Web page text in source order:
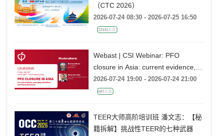
（CTC 2026）
2026-07-24 08:30 - 2026-07-25 16:50
13141人次
Webast | CSI Webinar: PFO
closure in Asia: current evidence,
emerging indications and future
directions
2026-07-24 19:00 - 2026-07-24 21:00
687人次
TEER大师高阶培训班 潘文志：【秘
籍拆解】挑战性TEER的七种武器